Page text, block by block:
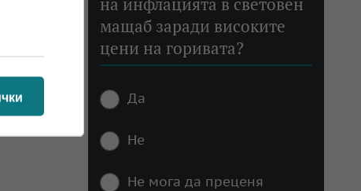
мащаб заради високите
цени на горивата?
Да
Не
Не мога да преценя